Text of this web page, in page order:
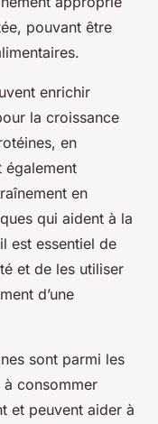
pouvant être
enrichir
la croissance
en
également
en
qui aident à la
est essentiel de
et de les utiliser
d’une
sont parmi les
consommer
et peuvent aider à